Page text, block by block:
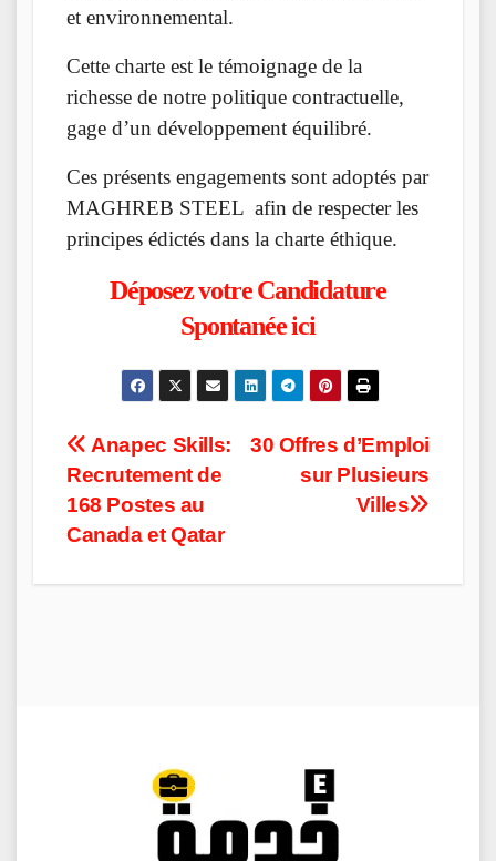
et environnemental.
Cette charte est le témoignage de la
richesse de notre politique contractuelle,
gage d’un développement équilibré.
Ces présents engagements sont adoptés par
MAGHREB STEEL afin de respecter les
principes édictés dans la charte éthique.
Déposez votre Candidature
Spontanée ici
Post
navigation
30 Offres d’Emploi
sur Plusieurs
Villes
Anapec Skills:
Recrutement de
168 Postes au
Canada et Qatar